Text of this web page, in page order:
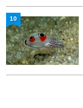
10